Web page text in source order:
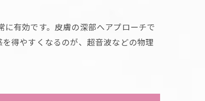
有効です。皮膚の深部へアプローチで
得やすくなるのが、超音波などの物理